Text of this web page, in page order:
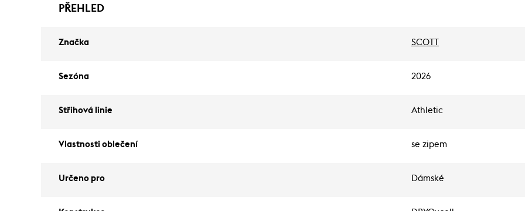
PŘEHLED
Značka SCOTT
Sezóna 2026
Střihová linie Athletic
Vlastnosti oblečení se zipem
Určeno pro Dámské